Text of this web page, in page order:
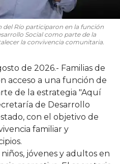
del Río participaron en la función
Social como parte de la
la convivencia comunitaria.
de 2026.- Familias de
acceso a una función de
de la estrategia "Aquí
de Desarrollo
con el objetivo de
familiar y
jóvenes y adultos en